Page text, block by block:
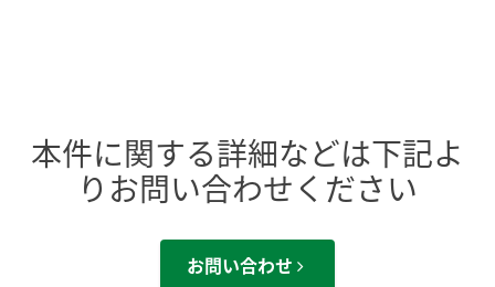
本件に関する詳細などは下記よ
りお問い合わせください
お問い合わせ